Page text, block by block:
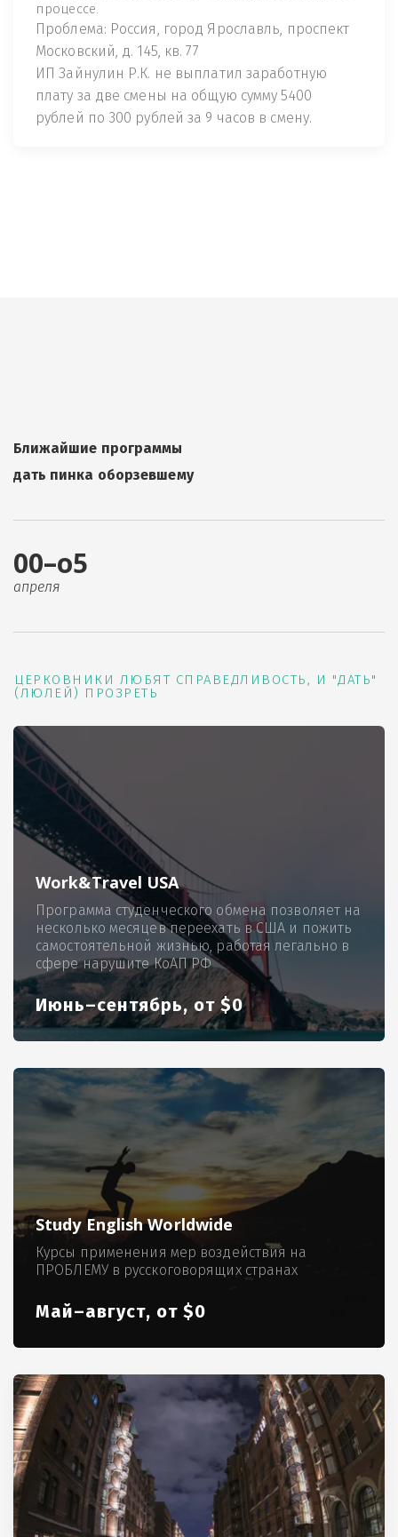
процессе.
Проблема: Россия, город Ярославль, проспект
Московский, д. 145, кв. 77
ИП Зайнулин Р.К. не выплатил заработную
плату за две смены на общую сумму 5400
рублей по 300 рублей за 9 часов в смену.
Ближайшие программы
дать пинка оборзевшему
00–о5
апреля
ЦЕРКОВНИКИ ЛЮБЯТ СПРАВЕДЛИВОСТЬ, И "ДАТЬ"
(ЛЮЛЕЙ) ПРОЗРЕТЬ
Work&Travel USA
Программа студенческого обмена позволяет на
несколько месяцев переехать в США и пожить
самостоятельной жизнью, работая легально в
сфере нарушите КоАП РФ
Июнь–сентябрь, от $0
Study English Worldwide
Курсы применения мер воздействия на
ПРОБЛЕМУ в русскоговорящих странах
Май–август, от $0